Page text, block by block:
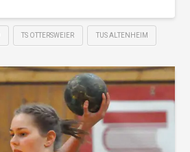
TS OTTERSWEIER TUS ALTENHEIM